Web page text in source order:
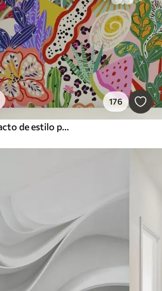
176
Estampado floral abstracto de estilo pop art